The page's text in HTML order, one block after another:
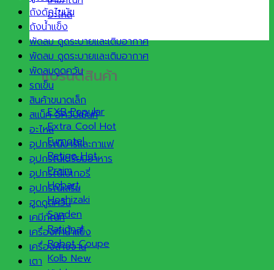
อะไหล่
แบรนด์สินค้า
EXB
Extra Cool
Furnotel
Retigo
Praim
Hobart
Hoshizaki
Sanden
Rational
Robot Coupe
Kolb
ถังดักไขมัน
ถังน้ำแข็ง
พัดลม ดูดระบายและเติมอากาศ
พัดลม ดูดระบายและเติมอากาศ
พัดลมดูดควัน
รถเข็น
สินค้าขนาดเล็ก
สแน็ค อีควิปเม้นท์
อะไหล่
อุปกรณ์บาร์และกาแฟ
อุปกรณ์เตรียมอาหาร
อุปกรณ์เบเกอรี่
อุปกรณ์เสริม
ฮูดดูดควัน
เคมีภัณฑ์
เครื่องทำน้ำแข็ง
เครื่องล้างจาน
เตา